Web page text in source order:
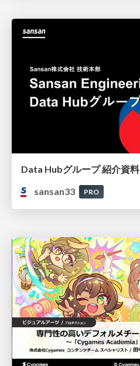
Data Hubグループ 紹介資料
sansan33
PRO